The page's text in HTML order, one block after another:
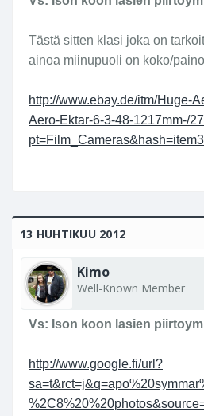
Tästä sitten klasi joka on
ainoa miinupuoli on koko/
http://www.ebay.de/itm/Huge-
Aero-Ektar-6-3-48-1217mm-/
13 HUHTIKUU 2012
Kimo
Well-Known Member
Vs: Ison koon lasien
http://www.google.fi/url?